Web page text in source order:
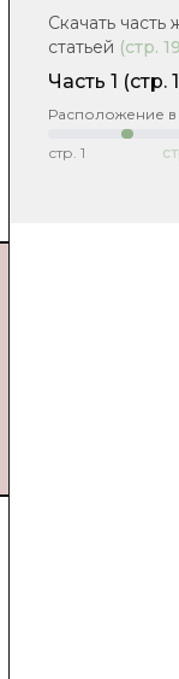
Скачать часть
статьей (стр.
Часть 1 (стр.
Расположение
стр. 1